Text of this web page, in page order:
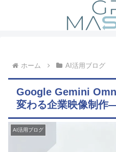
ホーム AI活用ブログ
Google Gemini
変わる企業映像制作
AI活用ブログ